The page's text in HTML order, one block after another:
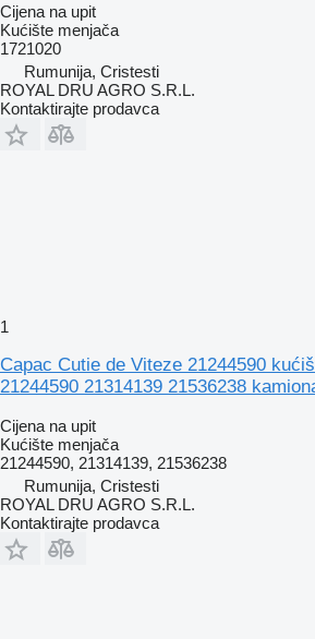
Cijena na upit
Kućište menjača
1721020
Rumunija, Cristesti
ROYAL DRU AGRO S.R.L.
Kontaktirajte prodavca
1
Capac Cutie de Viteze 21244590
21244590 21314139 21536238
Cijena na upit
Kućište menjača
21244590, 21314139, 21536238
Rumunija, Cristesti
ROYAL DRU AGRO S.R.L.
Kontaktirajte prodavca